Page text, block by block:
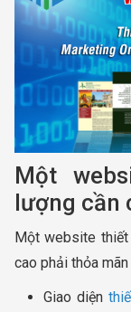
Một
lượng cần
Một website
cao phải thỏa
Giao diện